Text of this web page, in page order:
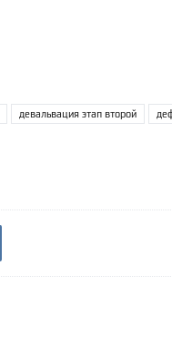
девальвация этап второй